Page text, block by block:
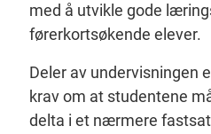
med å utvikle gode
førerkortsøkende elever.
Deler av undervisningen
krav om at studentene
delta i et nærmere